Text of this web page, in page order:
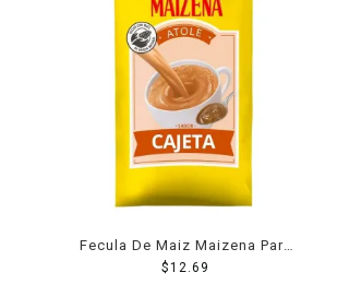
Fecula De Maiz Maizena Para
Atole Sabor Cajeta 50 Grs
$12.69